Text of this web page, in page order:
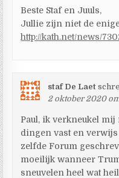
Beste Staf en Juuls,
Jullie zijn niet de
http://kath.net/news/
staf De Laet
2 oktober 2020
Paul, ik verkneukel mij
dingen vast en
zelfde Forum
moeilijk wanneer
sneuvelen heel wat